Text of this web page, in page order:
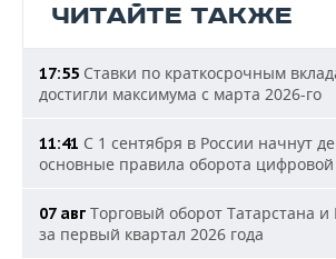
ЧИТАЙТЕ ТАКЖЕ
17:55 Ставки по краткосрочным
достигли максимума с марта 2026-го
11:41 С 1 сентября в России начнут
основные правила оборота
07 авг Торговый оборот Татарстана
за первый квартал 2026 года